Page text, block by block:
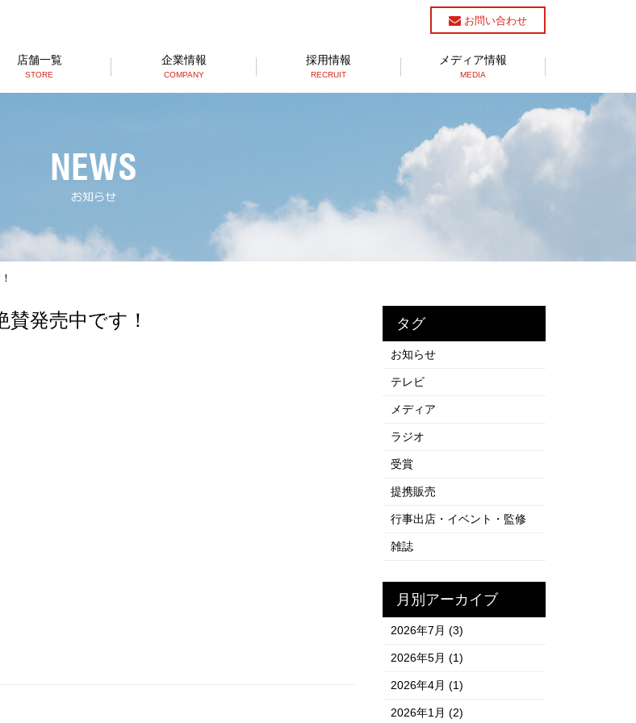
お問い合わせ
店舗一覧
STORE
らーめん店一覧
クアウト/デリバリー
企業情報
COMPANY
採用情報
RECRUIT
メディア情報
MEDIA
発売中です！ タグ
お知らせ
テレビ
メディア
ラジオ
受賞
提携販売
行事出店・イベント・監修
雑誌
月別アーカイブ
2026年7月(3)
2026年5月(1)
2026年4月(1)
2026年1月(2)